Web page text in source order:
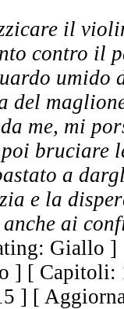
il
contro il
umido
del
me, mi
bruciare
a
e la
ai
Giallo ]
] [
] [